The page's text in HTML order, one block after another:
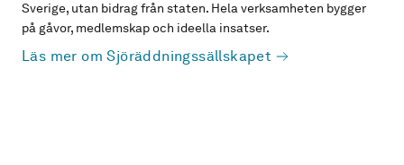
Sverige, utan bidrag från staten. Hela verksamheten bygger
på gåvor, medlemskap och ideella insatser.
Läs mer om Sjöräddningssällskapet